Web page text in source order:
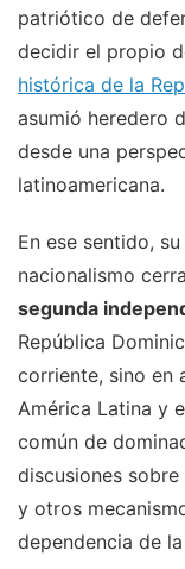
patriótico de
decidir el propio
histórica de la
asumió heredero
desde una
latinoamericana.
En ese sentido,
nacionalismo
segunda
República
corriente, sino en
América Latina y
común de
discusiones
y otros
dependencia de